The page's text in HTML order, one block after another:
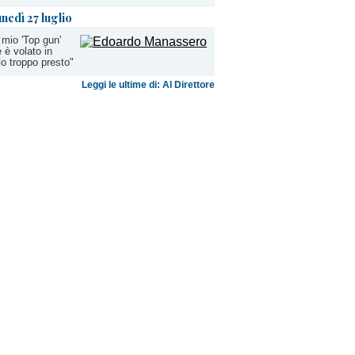
27 luglio
'Top gun'
è volato in
troppo presto"
Leggi le ultime di: Al Direttore